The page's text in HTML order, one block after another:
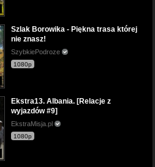
Szlak Borowika - Piękna trasa której
nie znasz!
SzybkiePodroze
1080p
Ekstra13. Albania. [Relacje z
wyjazdów #9]
EkstraMisja.pl
1080p